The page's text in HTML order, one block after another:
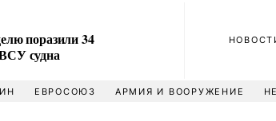
поразили 34
судна
ЕВРОСОЮЗ АРМИЯ И ВООРУЖЕНИЕ